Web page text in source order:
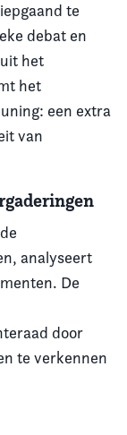
te
debat en
het
het
een extra
van
analyseert
De
door
te verkennen